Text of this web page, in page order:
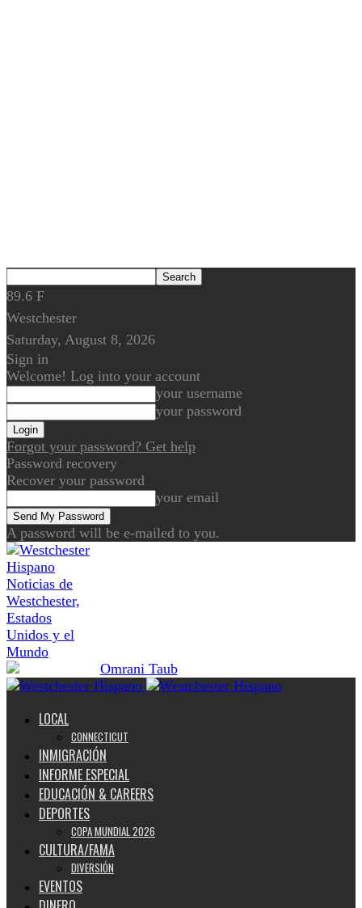
89.6 F
Westchester
Saturday, August 8, 2026
Sign in
Welcome! Log into your account
your username
your password
Forgot your password? Get help
Password recovery
Recover your password
your email
A password will be e-mailed to you.
Noticias de
Westchester,
Estados
Unidos y el
Mundo
LOCAL
CONNECTICUT
INMIGRACIÓN
INFORME ESPECIAL
EDUCACIÓN & CAREERS
DEPORTES
COPA MUNDIAL 2026
CULTURA/FAMA
DIVERSIÓN
EVENTOS